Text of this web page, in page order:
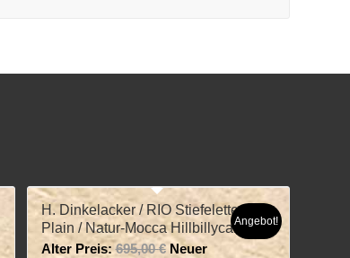
H. Dinkelacker / RIO Stiefelette
Plain / Natur-Mocca Hillbillycalf
Alter Preis: 695,00€ Neuer
Angebot!